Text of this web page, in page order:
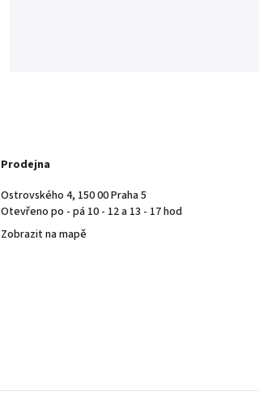
Prodejna
Ostrovského 4, 150 00 Praha 5
Otevřeno po - pá 10 - 12 a 13 - 17 hod
Zobrazit na mapě